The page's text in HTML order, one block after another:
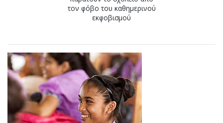
τον φόβο του καθημερινού
εκφοβισμού